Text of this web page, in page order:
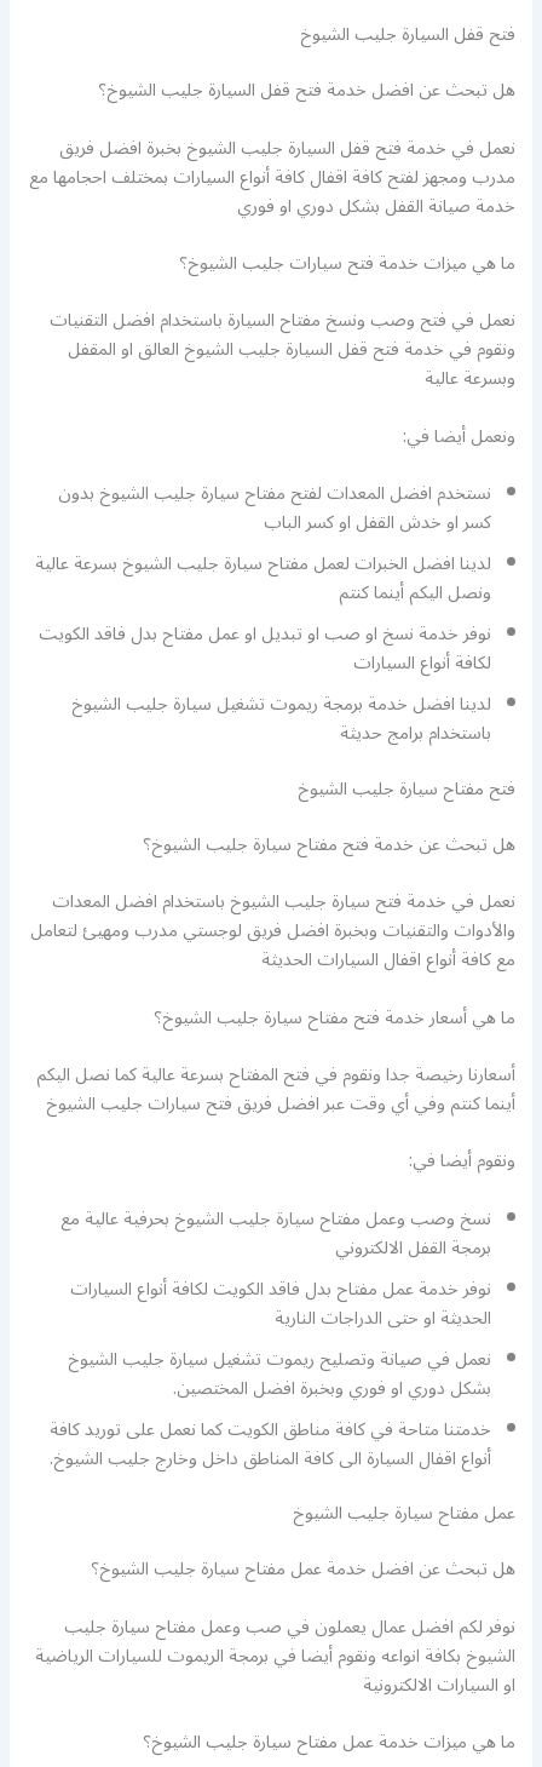
فتح قفل السيارة جليب الشيوخ
هل تبحث عن افضل خدمة فتح قفل السيارة جليب الشيوخ؟
نعمل في خدمة فتح قفل السيارة جليب الشيوخ بخبرة افضل فريق
مدرب ومجهز لفتح كافة اقفال كافة أنواع السيارات بمختلف احجامها مع
خدمة صيانة القفل بشكل دوري او فوري
ما هي ميزات خدمة فتح سيارات جليب الشيوخ؟
نعمل في فتح وصب ونسخ مفتاح السيارة باستخدام افضل التقنيات
ونقوم في خدمة فتح قفل السيارة جليب الشيوخ العالق او المقفل
وبسرعة عالية
ونعمل أيضا في:
نستخدم افضل المعدات لفتح مفتاح سيارة جليب الشيوخ بدون
كسر او خدش القفل او كسر الباب
لدينا افضل الخبرات لعمل مفتاح سيارة جليب الشيوخ بسرعة عالية
ونصل اليكم أينما كنتم
نوفر خدمة نسخ او صب او تبديل او عمل مفتاح بدل فاقد الكويت
لكافة أنواع السيارات
لدينا افضل خدمة برمجة ريموت تشغيل سيارة جليب الشيوخ
باستخدام برامج حديثة
فتح مفتاح سيارة جليب الشيوخ
هل تبحث عن خدمة فتح مفتاح سيارة جليب الشيوخ؟
نعمل في خدمة فتح سيارة جليب الشيوخ باستخدام افضل المعدات
والأدوات والتقنيات وبخبرة افضل فريق لوجستي مدرب ومهيئ لتعامل
مع كافة أنواع اقفال السيارات الحديثة
ما هي أسعار خدمة فتح مفتاح سيارة جليب الشيوخ؟
أسعارنا رخيصة جدا ونقوم في فتح المفتاح بسرعة عالية كما نصل اليكم
أينما كنتم وفي أي وقت عبر افضل فريق فتح سيارات جليب الشيوخ
ونقوم أيضا في:
نسخ وصب وعمل مفتاح سيارة جليب الشيوخ بحرفية عالية مع
برمجة القفل الالكتروني
نوفر خدمة عمل مفتاح بدل فاقد الكويت لكافة أنواع السيارات
الحديثة او حتى الدراجات النارية
نعمل في صيانة وتصليح ريموت تشغيل سيارة جليب الشيوخ
بشكل دوري او فوري وبخبرة افضل المختصين.
خدمتنا متاحة في كافة مناطق الكويت كما نعمل على توريد كافة
أنواع اقفال السيارة الى كافة المناطق داخل وخارج جليب الشيوخ.
عمل مفتاح سيارة جليب الشيوخ
هل تبحث عن افضل خدمة عمل مفتاح سيارة جليب الشيوخ؟
نوفر لكم افضل عمال يعملون في صب وعمل مفتاح سيارة جليب
الشيوخ بكافة انواعه ونقوم أيضا في برمجة الريموت للسيارات الرياضية
او السيارات الالكترونية
ما هي ميزات خدمة عمل مفتاح سيارة جليب الشيوخ؟